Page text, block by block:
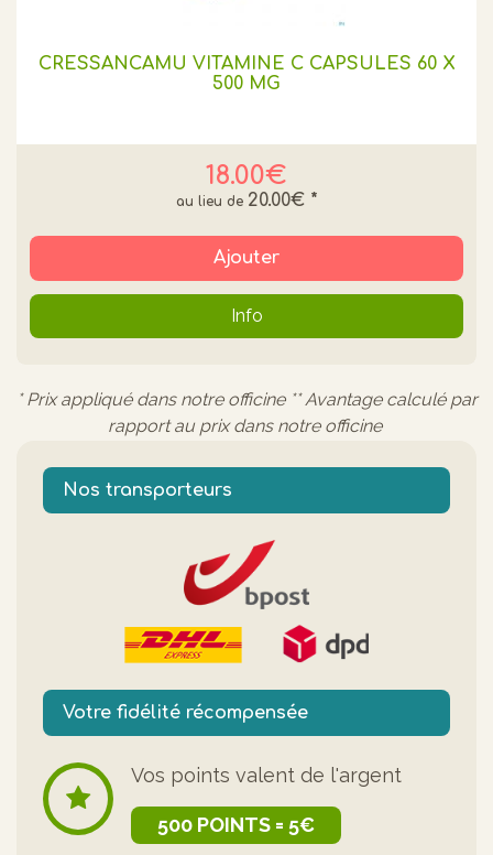
CRESSANCAMU VITAMINE C CAPSULES 60 X
500 MG
18.00€
20.00€ *
Ajouter
Info
* Prix appliqué dans notre officine ** Avantage calculé par
rapport au prix dans notre officine
Nos transporteurs
Votre fidélité récompensée
Vos points valent de l'argent
500 POINTS = 5€